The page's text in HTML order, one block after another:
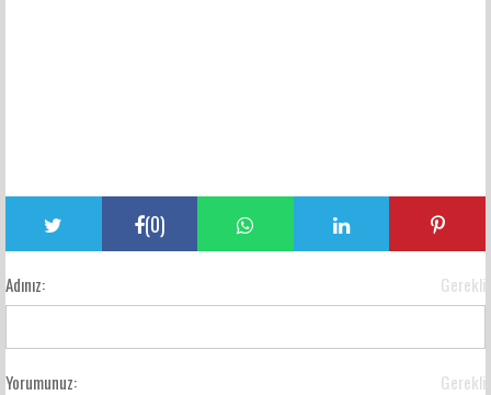
(0)
Adınız: Gerekli
Yorumunuz: Gerekli